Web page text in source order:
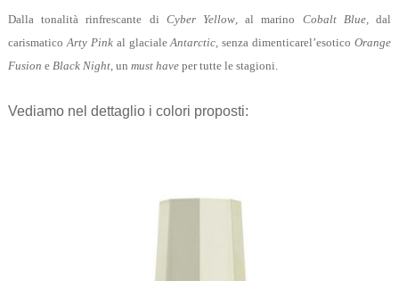
Dalla tonalità rinfrescante di Cyber Yellow, al marino Cobalt Blue,dal
carismaticoArty Pinkal glacialeAntarctic,senza dimenticarel’esoticoOrange
Fusion e Black Night, un must haveper tutte le stagioni.
Vediamo nel dettaglio i colori proposti: